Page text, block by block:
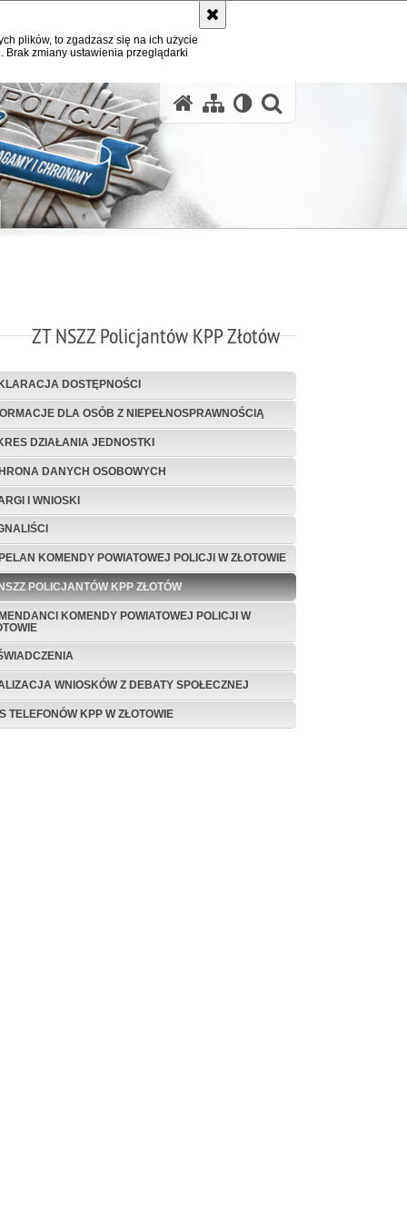
plików, to zgadzasz się na ich użycie
zmiany ustawienia przeglądarki
ZT NSZZ Policjantów KPP Złotów
DOSTĘPNOŚCI
DLA OSÓB Z NIEPEŁNOSPRAWNOŚCIĄ
DZIAŁANIA JEDNOSTKI
DANYCH OSOBOWYCH
I WNIOSKI
KOMENDY POWIATOWEJ POLICJI W ZŁOTOWIE
POLICJANTÓW KPP ZŁOTÓW
KOMENDY POWIATOWEJ POLICJI W
WNIOSKÓW Z DEBATY SPOŁECZNEJ
TELEFONÓW KPP W ZŁOTOWIE